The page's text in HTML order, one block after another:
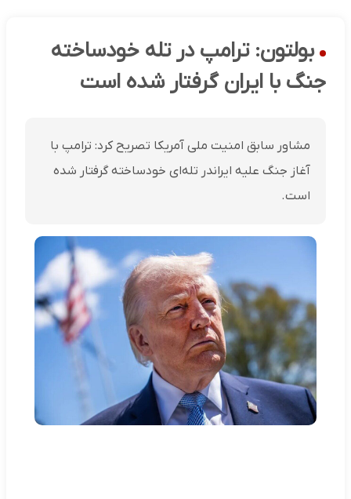
بولتون: ترامپ در تله خودساخته
جنگ با ایران گرفتار شده است
مشاور سابق امنیت ملی آمریکا تصریح کرد: ترامپ با
آغاز جنگ علیه ایراندر تله‌ای خودساخته گرفتار شده
است.